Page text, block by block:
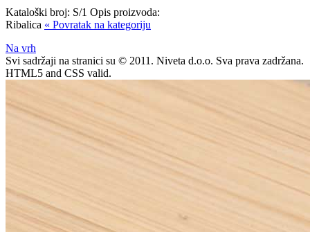
Kataloški broj: S/1 Opis proizvoda:
Ribalica « Povratak na kategoriju
Na vrh
Svi sadržaji na stranici su © 2011. Niveta d.o.o. Sva prava zadržana.
HTML5 and CSS valid.